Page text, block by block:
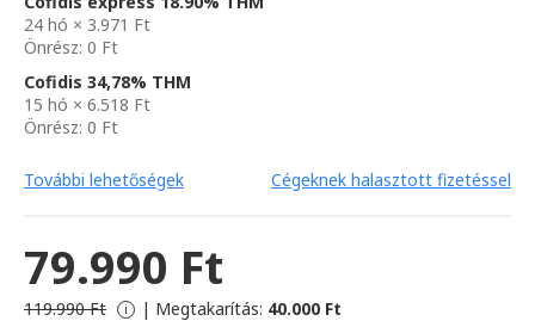
24 hó × 3.971 Ft
Önrész: 0 Ft
Cofidis 34,78% THM
15 hó × 6.518 Ft
Önrész: 0 Ft
További lehetőségek Cégeknek halasztott fizetéssel
79.990 Ft
119.990 Ft i | Megtakarítás: 40.000 Ft